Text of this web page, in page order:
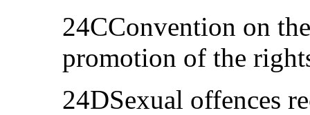
24CConvention on
promotion of the
24DSexual offences